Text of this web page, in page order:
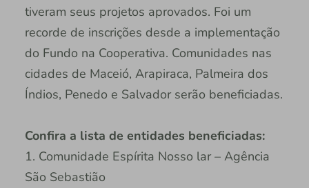
tiveram seus projetos aprovados. Foi um
recorde de inscrições desde a implementação
do Fundo na Cooperativa. Comunidades nas
cidades de Maceió, Arapiraca, Palmeira dos
Índios, Penedo e Salvador serão beneficiadas.
Confira a lista de entidades beneficiadas:
1. Comunidade Espírita Nosso lar – Agência
São Sebastião